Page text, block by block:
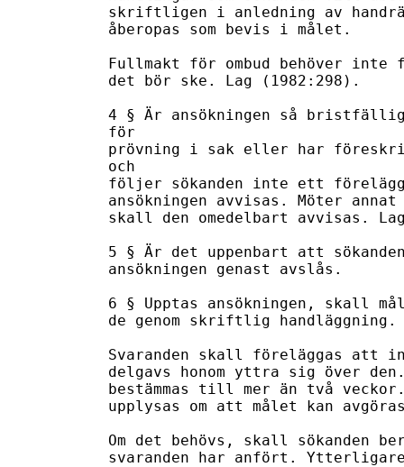
skriftligen i anledning av
åberopas som bevis i målet.
Fullmakt för ombud behöver
det bör ske. Lag (1982:298).
4 § Är ansökningen så
för
prövning i sak eller har
och
följer sökanden inte ett
ansökningen avvisas. Möter
skall den omedelbart avvisas.
5 § Är det uppenbart att
ansökningen genast avslås.
6 § Upptas ansökningen, skall
de genom skriftlig handläggning.
Svaranden skall föreläggas att
delgavs honom yttra sig över
bestämmas till mer än två
upplysas om att målet kan
Om det behövs, skall
svaranden har anfört.